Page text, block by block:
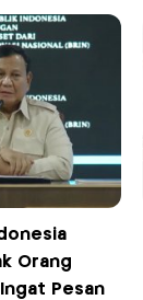
Orang
Pesan